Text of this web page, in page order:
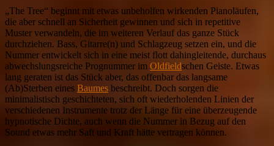
„The Tree“ beginnt mit etwas unbeholfen wirkenden Pianoläufen,
die aber schnell an Sicherheit gewinnen und sich in repetitive
Muster verwandeln, die im weiteren Verlauf das ganze Stück
durchziehen. Bass, Gitarre(n) und Schlagzeug setzen ein, und die
Nummer entwickelt sich in eine meist flott dahingleitende, durchaus
abwechslungsreiche Prognummer im Oldfieldschen Geiste. Etwas
lang geraten ist das Stück aber, das offenbar das langsame
(Ab)Sterben eines Baumes beschreibt. Doch sorgen die
minimalistisch geschichteten, sich oft wiederholenden Linien der
verschiedenen Instrumente trotz der Länge für eine überzeugende
hypnotische Dichte, auch wenn die Nummer in Bezug auf den
Sound etwas mehr Saft und Kraft hätte vertragen können.